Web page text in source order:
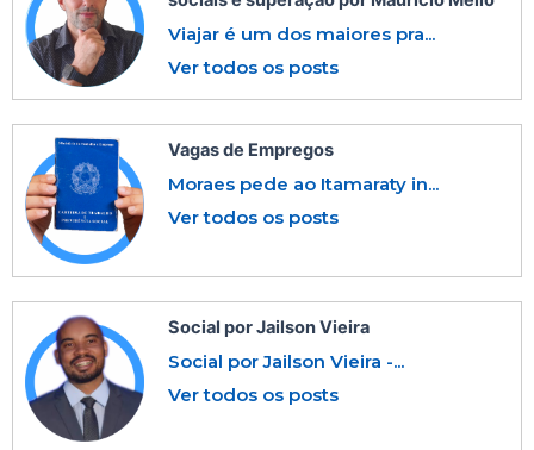
Viajar é um dos maiores pra...
Ver todos os posts
Vagas de Empregos
Moraes pede ao Itamaraty in...
Ver todos os posts
Social por Jailson Vieira
Social por Jailson Vieira -...
Ver todos os posts